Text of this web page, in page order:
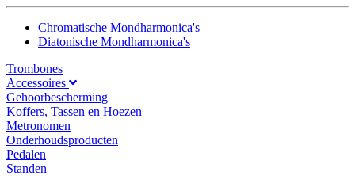
Chromatische Mondharmonica's
Diatonische Mondharmonica's
Trombones
Accessoires
Gehoorbescherming
Koffers, Tassen en Hoezen
Metronomen
Onderhoudsproducten
Pedalen
Standen